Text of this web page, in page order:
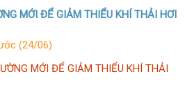
MỚI ĐỂ GIẢM THIỂU KHÍ THẢI HƠI
(24/06)